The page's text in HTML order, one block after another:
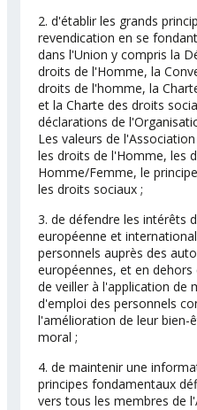
2. d'établir les grands
revendication en se
dans l'Union y compris la
droits de l'Homme, la
droits de l'homme, la
et la Charte des droits
déclarations de
Les valeurs de
les droits de l'Homme, les
Homme/Femme, le
les droits sociaux ;
3. de défendre les intérêts
européenne et
personnels auprès des
européennes, et en dehors
de veiller à l'application de
d'emploi des personnels
l'amélioration de leur bien-
moral ;
4. de maintenir une
principes fondamentaux
vers tous les membres de